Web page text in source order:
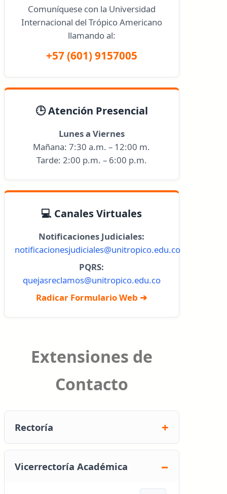
Comuníquese con la Universidad
Internacional del Trópico Americano
llamando al:
+57 (601) 9157005
🕒 Atención Presencial
Lunes a Viernes
Mañana: 7:30 a.m. – 12:00 m.
Tarde: 2:00 p.m. – 6:00 p.m.
💻 Canales Virtuales
Notificaciones Judiciales:
notificacionesjudiciales@unitropico.edu.co
PQRS:
quejasreclamos@unitropico.edu.co
Radicar Formulario Web ➔
Extensiones de
Contacto
Rectoría
Vicerrectoría Académica